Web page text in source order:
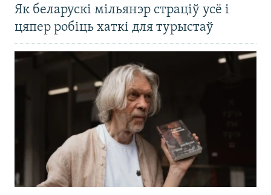
Як беларускі мільянэр страціў усё і
цяпер робіць хаткі для турыстаў